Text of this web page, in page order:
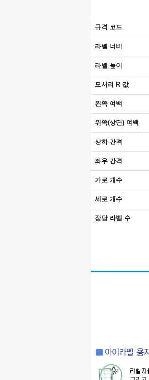
규격 코드
라벨 너비
라벨 높이
모서리 R 값
왼쪽 여백
위쪽(상단) 여백
상하 간격
좌우 간격
가로 개수
세로 개수
장당 라벨 수